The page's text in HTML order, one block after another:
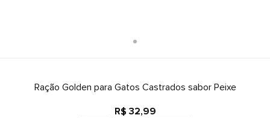
Ração Golden para Gatos Castrados sabor Peixe
R$ 32,99